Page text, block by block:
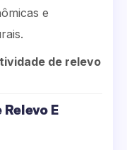
e
de relevo
Relevo E